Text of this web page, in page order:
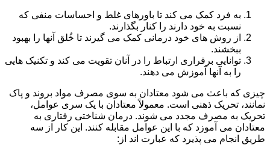
به فرد کمک می کند تا باورهای غلط و احساسات منفی که
نسبت به خود دارند را کنار بگذارند.
از روش های خود درمانی کمک می گیرند تا خُلق آنها را بهبود
ببخشند.
توانایی برقراری ارتباط را در آنان تقویت می کند و تکنیک هایی
را به آنها آموزش می دهند.
چیزی که باعث می شود معتادان به سوی مصرف مواد بروند و پاک
نمانند، تحریک ذهنی است. معمولاً معتادان با یک سری عوامل،
تحریک به مصرف مجدد می شوند. درمان شناختی رفتاری به
معتادان می آموزد که با این عوامل مقابله کنند. این کار از سه
طریق انجام می پذیرد که عبارت اند از: